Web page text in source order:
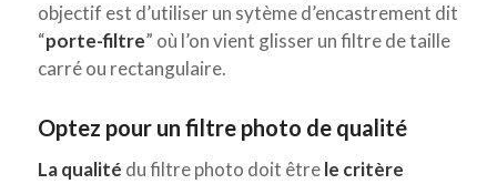
objectif est d’utiliser un sytème d’encastrement dit
“porte-filtre” où l’on vient glisser un filtre de taille
carré ou rectangulaire.
Optez pour un filtre photo de qualité
La qualité du filtre photo doit êtrele critère